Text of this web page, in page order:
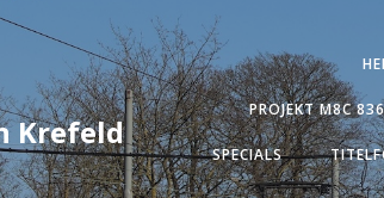
Krefeld
PROJEKT M8C
SPECIALS